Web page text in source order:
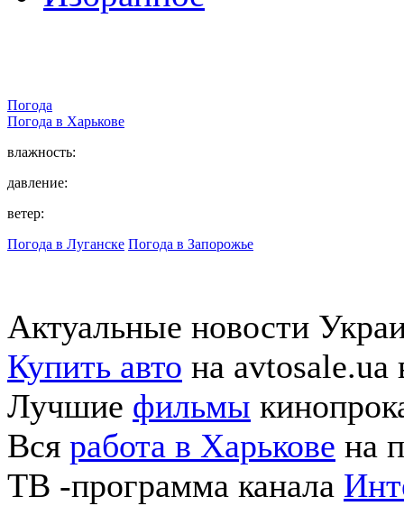
Погода
Погода в Харькове
влажность:
давление:
ветер:
Погода в Луганске Погода в Запорожье
Актуальные новости
Купить авто на avtosale.ua
Лучшие фильмы
Вся работа в Харькове на
ТВ -программа канала